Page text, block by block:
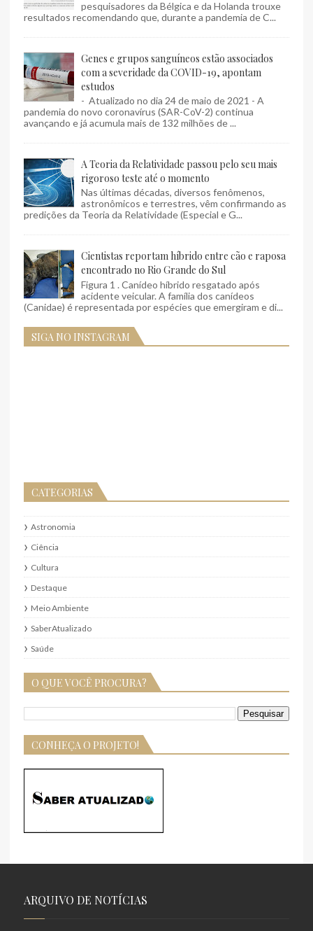
pesquisadores da Bélgica e da Holanda trouxe
resultados recomendando que, durante a pandemia de C...
Genes e grupos sanguíneos estão associados
com a severidade da COVID-19, apontam
estudos
- Atualizado no dia 24 de maio de 2021 - A
pandemia do novo coronavírus (SAR-CoV-2) continua
avançando e já acumula mais de 132 milhões de ...
A Teoria da Relatividade passou pelo seu mais
rigoroso teste até o momento
Nas últimas décadas, diversos fenômenos,
astronômicos e terrestres, vêm confirmando as
predições da Teoria da Relatividade (Especial e G...
Cientistas reportam híbrido entre cão e raposa
encontrado no Rio Grande do Sul
Figura 1 . Canídeo híbrido resgatado após
acidente veicular. A família dos canídeos
(Canidae) é representada por espécies que emergiram e di...
SIGA NO INSTAGRAM
CATEGORIAS
Astronomia
Ciência
Cultura
Destaque
Meio Ambiente
SaberAtualizado
Saúde
O QUE VOCÊ PROCURA?
CONHEÇA O PROJETO!
ARQUIVO DE NOTÍCIAS